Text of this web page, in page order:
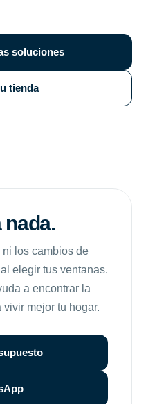
soluciones
tienda
nada.
los cambios de
elegir tus ventanas.
a encontrar la
mejor tu hogar.